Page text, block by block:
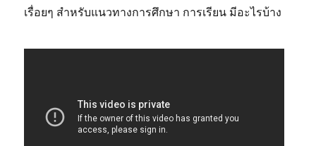
เรื่อยๆ สำหรับแนวทางการศึกษา การเรียน มีอะไรบ้าง